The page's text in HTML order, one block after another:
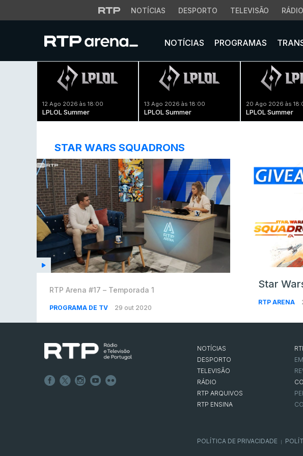
NOTÍCIAS DESPORTO TELEVISÃO RÁDIO
NOTÍCIAS PROGRAMAS
12 Ago 2026 às 18:00
LPLOL Summer
13 Ago 2026 às 18:00
LPLOL Summer
20 Ago 2026 às
LPLOL Summer
STAR WARS SQUADRONS
RTP Arena #17 – Temporada 1
PROGRAMA DE TV 29 out 2020
Star
RTP ARENA
NOTÍCIAS
DESPORTO
TELEVISÃO
RÁDIO
RTP ARQUIVOS
RTP ENSINA
POLÍTICA DE PRIVACIDADE